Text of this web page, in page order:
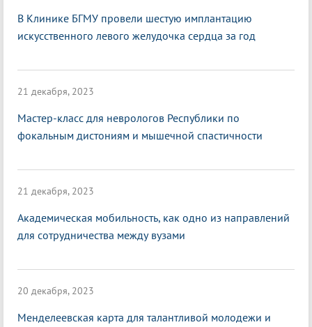
В Клинике БГМУ провели шестую имплантацию
искусственного левого желудочка сердца за год
21 декабря, 2023
Мастер-класс для неврологов Республики по
фокальным дистониям и мышечной спастичности
21 декабря, 2023
Академическая мобильность, как одно из направлений
для сотрудничества между вузами
20 декабря, 2023
Менделеевская карта для талантливой молодежи и